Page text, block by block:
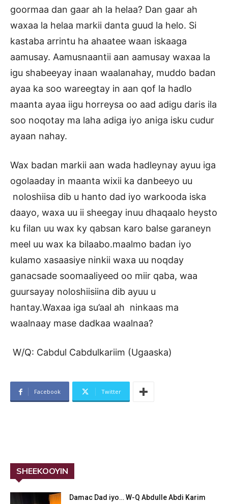
goormaa dan gaar ah la helaa? Dan gaar ah
waxaa la helaa markii danta guud la helo. Si
kastaba arrintu ha ahaatee waan iskaaga
aamusay. Aamusnaantii aan aamusay waxaa la
igu shabeeyay inaan waalanahay, muddo badan
ayaa ka soo wareegtay in aan qof la hadlo
maanta ayaa iigu horreysa oo aad adigu daris ila
soo noqotay ma laha adiga iyo aniga isku cudur
ayaan nahay.
Wax badan markii aan wada hadleynay ayuu iga
ogolaaday in maanta wixii ka danbeeyo uu
noloshiisa dib u hanto dad iyo warkooda iska
daayo, waxa uu ii sheegay inuu dhaqaalo heysto
ku filan uu wax ky qabsan karo balse garaneyn
meel uu wax ka bilaabo.maalmo badan iyo
kulamo xasaasiye ninkii waxa uu noqday
ganacsade soomaaliyeed oo miir qaba, waa
guursayay noloshiisiina dib ayuu u
hantay.Waxaa iga su’aal ah ninkaas ma
waalnaay mase dadkaa waalnaa?
W/Q: Cabdul Cabdulkariim (Ugaaska)
Facebook Twitter
SHEEKOOYIN
Damac Dad iyo… W-Q Abdulle Abdi Karim